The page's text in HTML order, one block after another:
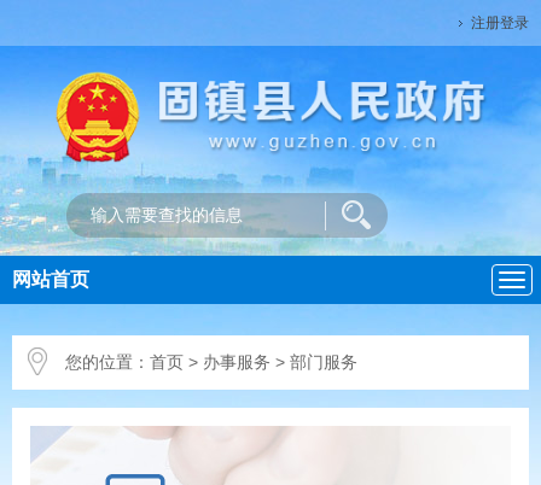
注册登录
导
航
网站首页
您的位置： 首页 > 办事服务 > 部门服务